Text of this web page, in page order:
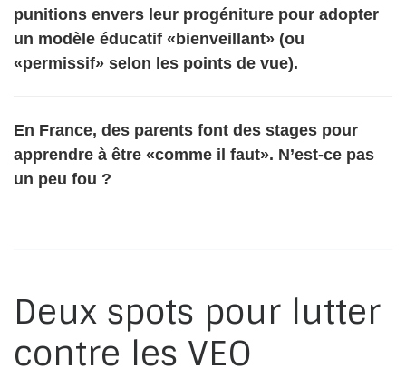
punitions envers leur progéniture pour adopter
un modèle éducatif «bienveillant» (ou
«permissif» selon les points de vue).
En France, des parents font des stages pour
apprendre à être «comme il faut». N’est-ce pas
un peu fou ?
Deux spots pour lutter
contre les VEO